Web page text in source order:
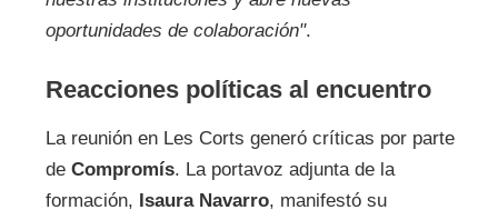
oportunidades de colaboración".
Reacciones políticas al encuentro
La reunión en Les Corts generó críticas por parte
de Compromís. La portavoz adjunta de la
formación, Isaura Navarro, manifestó su